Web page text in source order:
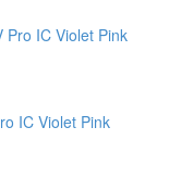
IC Violet Pink